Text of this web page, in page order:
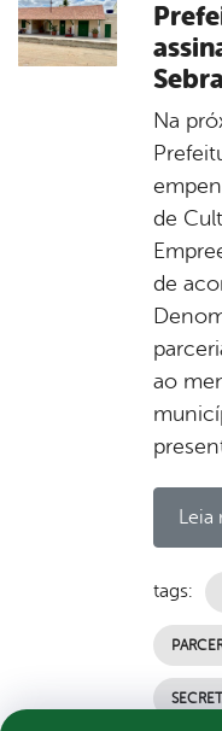
Na
de
de
ao
Leia
tags: